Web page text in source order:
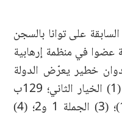
على توانا بالسجن
عضوا في منظمة إرهابية
خطير يعرّض الدولة
للخطر [وفقا للفقرات 129أ (1) (1) الخيار الثاني؛ 129ب
(1) الجملة 1؛ 89 أ (1)؛ (2) (1)؛ (3) الجملة 1 و2؛ (4)